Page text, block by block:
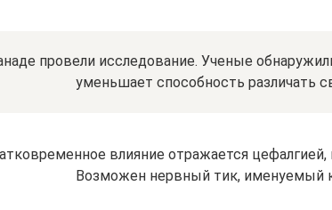
провели исследование. Ученые
уменьшает способность различать
влияние отражается
Возможен нервный тик, именуемый